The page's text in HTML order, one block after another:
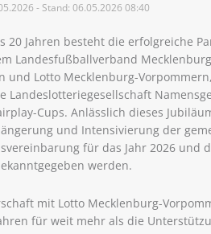
- Stand: 06.05.2026 08:40
20 Jahren besteht die erfolgreiche
Landesfußballverband
und Lotto Mecklenburg-
Landeslotteriegesellschaft
Cups. Anlässlich dieses
und Intensivierung der
für das Jahr 2026 und
werden.
mit Lotto Mecklenburg-
für weit mehr als die